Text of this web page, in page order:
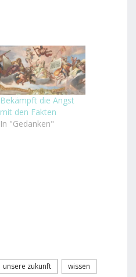
Bekämpft die Angst
mit den Fakten
In "Gedanken"
unsere zukunft wissen